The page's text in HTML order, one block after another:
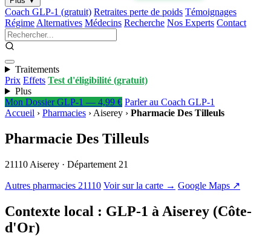
Coach GLP-1 (gratuit) Retraites perte de poids Témoignages
Régime Alternatives Médecins Recherche Nos Experts Contact
Traitements
Prix Effets Test d'éligibilité (gratuit)
Plus
Mon Dossier GLP-1 — 4,99 € Parler au Coach GLP-1
Accueil › Pharmacies › Aiserey › Pharmacie Des Tilleuls
Pharmacie Des Tilleuls
21110 Aiserey · Département 21
Autres pharmacies 21110 Voir sur la carte → Google Maps ↗
Contexte local : GLP-1 à Aiserey (Côte-
d'Or)